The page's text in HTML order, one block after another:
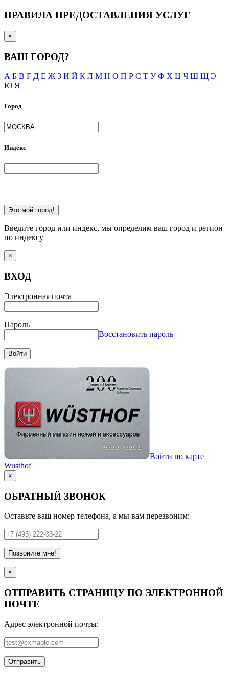
ПРАВИЛА ПРЕДОСТАВЛЕНИЯ УСЛУГ
×
ВАШ ГОРОД?
А Б В Г Д Е Ж З И Й К Л М Н О П Р С Т У Ф Х Ц Ч Ш Щ Э
Ю Я
Город
Индекс
Это мой город!
Введите город или индекс, мы определим ваш город и регион
по индексу
×
ВХОД
Электронная почта
Пароль
Восстановить пароль
Войти
Войти по карте
Wusthof
×
ОБРАТНЫЙ ЗВОНОК
Оставьте ваш номер телефона, а мы вам перезвоним:
Позвоните мне!
×
ОТПРАВИТЬ СТРАНИЦУ ПО ЭЛЕКТРОННОЙ
ПОЧТЕ
Адрес электронной почты:
Отправить